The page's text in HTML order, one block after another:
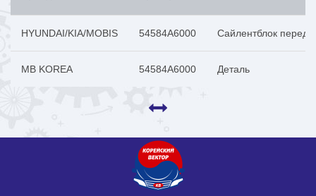
HYUNDAI/KIA/MOBIS 54584A6000 Сайлентблок
MB KOREA 54584A6000 Деталь